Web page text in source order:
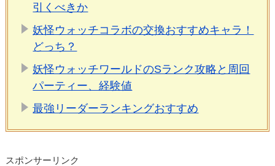
引くべきか
妖怪ウォッチコラボの交換おすすめキャラ！
どっち？
妖怪ウォッチワールドのSランク攻略と周回
パーティー、経験値
最強リーダーランキングおすすめ
スポンサーリンク